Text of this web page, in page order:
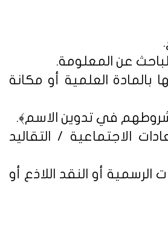
بالمادة العلمية أو مكانة
الاجتماعية / التقاليد
أو النقد اللاذع أو